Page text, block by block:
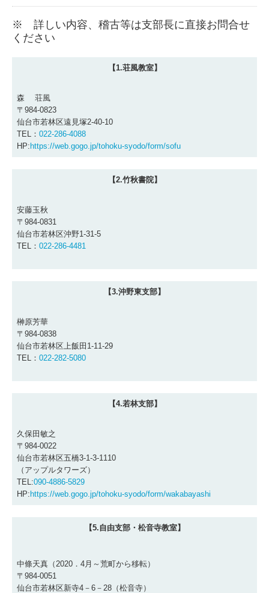
※ 詳しい内容、稽古等は支部長に直接お問合せ
ください
【1.荘風教室】
森 荘風
〒984-0823
仙台市若林区遠見塚2-40-10
TEL： 022-286-4088
HP:https://web.gogo.jp/tohoku-syodo/form/sofu
【2.竹秋書院】
安藤玉秋
〒984-0831
仙台市若林区沖野1-31-5
TEL： 022-286-4481
【3.沖野東支部】
榊原芳華
〒984-0838
仙台市若林区上飯田1-11-29
TEL： 022-282-5080
【4.若林支部】
久保田敏之
〒984-0022
仙台市若林区五橋3-1-3-1110
（アップルタワーズ）
TEL:090-4886-5829
HP:https://web.gogo.jp/tohoku-syodo/form/wakabayashi
【5.自由支部・松音寺教室】
中條天真（2020．4月～荒町から移転）
〒984-0051
仙台市若林区新寺4－6－28（松音寺）